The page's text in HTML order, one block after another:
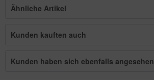
Ähnliche Artikel
Kunden kauften auch
Kunden haben sich ebenfalls angesehen